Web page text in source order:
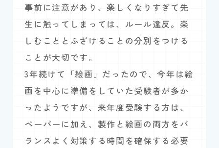
事前に注意があり、楽しくなりすぎて先
生に触ってしまっては、ルール違反。楽
しむこととふざけることの分別をつける
ことが大切です。
3年続けて「絵画」だったので、今年は絵
画を中心に準備をしていた受験者が多か
ったようですが、来年度受験する方は、
ペーパーに加え、製作と絵画の両方をバ
ランスよく対策する時間を確保する必要